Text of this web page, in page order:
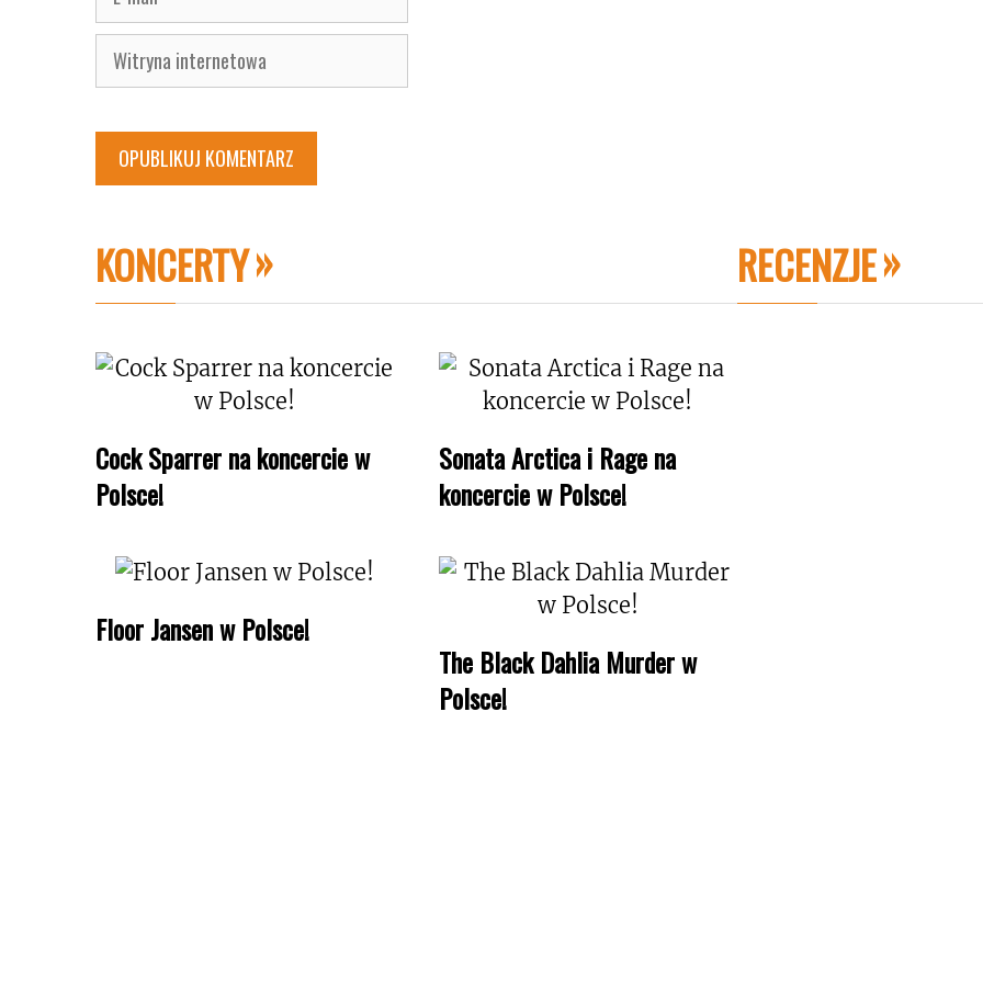
mail
Witryna
internetowa
KONCERTY
Cock Sparrer na koncercie w
Polsce!
Sonata Arctica i Rage na
koncercie w Polsce!
Floor Jansen w Polsce!
The Black Dahlia Murder w
Polsce!
RECENZJE